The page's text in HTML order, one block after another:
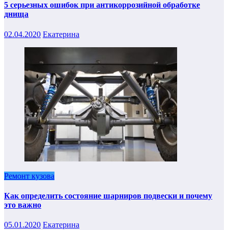
5 серьезных ошибок при антикоррозийной обработке
днища
02.04.2020 Екатерина
Ремонт кузова
Как определить состояние шарниров подвески и почему
это важно
05.01.2020 Екатерина